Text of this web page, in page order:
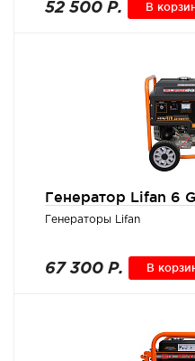
52 500 Р. В
Генератор Lifan 6
Генераторы Lifan
67 300 Р. В